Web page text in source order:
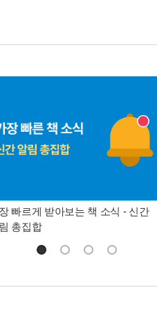
빠르게 받아보는 책 소식 - 신간
총집합